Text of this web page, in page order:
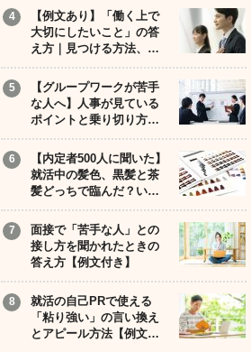
【例文あり】「働く上で
大切にしたいこと」の答
え方｜見つける方法、…
【グループワークが苦手
な人へ】人事が見ている
ポイントと乗り切り方…
【内定者500人に聞いた】
就活中の髪色、黒髪と茶
髪どっちで臨んだ？い…
面接で「苦手な人」との
接し方を聞かれたときの
答え方【例文付き】
就活の自己PRで使える
「粘り強い」の言い換え
とアピール方法【例文…